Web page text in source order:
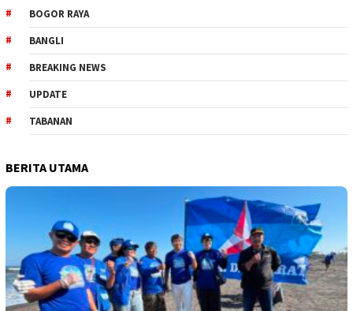
BOGOR RAYA
BANGLI
BREAKING NEWS
UPDATE
TABANAN
BERITA UTAMA